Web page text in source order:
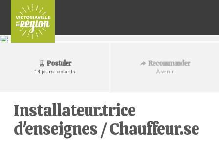
Postuler
14 jours restants
Recommander
À venir
Installateur.trice
d'enseignes / Chauffeur.se